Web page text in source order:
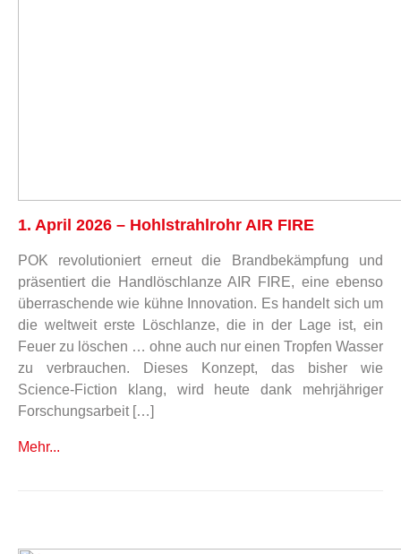
1. April 2026 – Hohlstrahlrohr AIR FIRE
POK revolutioniert erneut die Brandbekämpfung und
präsentiert die Handlöschlanze AIR FIRE, eine ebenso
überraschende wie kühne Innovation. Es handelt sich um
die weltweit erste Löschlanze, die in der Lage ist, ein
Feuer zu löschen … ohne auch nur einen Tropfen Wasser
zu verbrauchen. Dieses Konzept, das bisher wie
Science-Fiction klang, wird heute dank mehrjähriger
Forschungsarbeit […]
Mehr...